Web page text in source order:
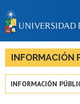
INFORMACIÓN
INFORMACIÓN